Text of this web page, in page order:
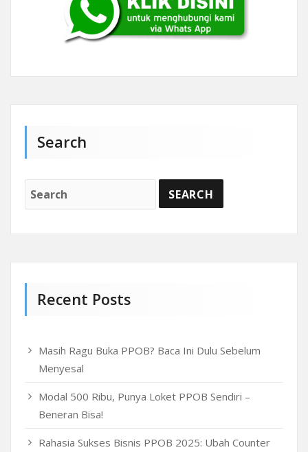
Search
Recent Posts
Masih Ragu Buka PPOB? Baca Ini Dulu Sebelum
Menyesal
Modal 500 Ribu, Punya Loket PPOB Sendiri –
Beneran Bisa!
Rahasia Sukses Bisnis PPOB 2025: Ubah Counter